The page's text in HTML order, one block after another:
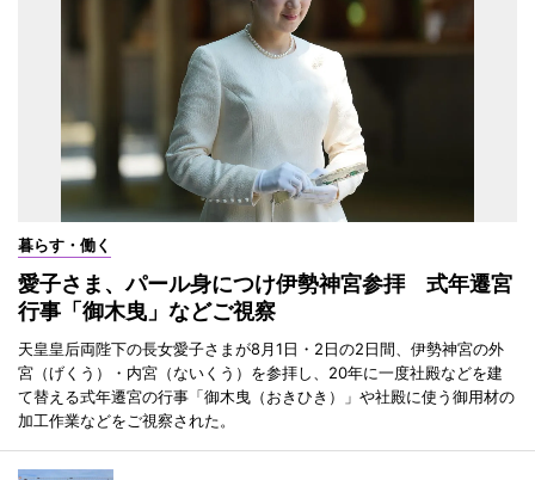
暮らす・働く
愛子さま、パール身につけ伊勢神宮参拝 式年遷宮
行事「御木曳」などご視察
天皇皇后両陛下の長女愛子さまが8月1日・2日の2日間、伊勢神宮の外
宮（げくう）・内宮（ないくう）を参拝し、20年に一度社殿などを建
て替える式年遷宮の行事「御木曳（おきひき）」や社殿に使う御用材の
加工作業などをご視察された。